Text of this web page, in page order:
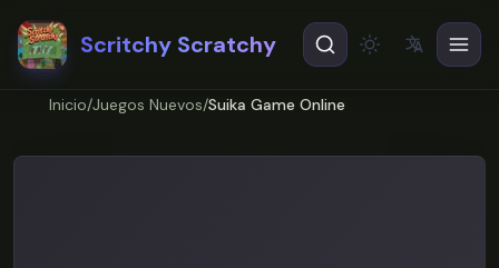
Scritchy Scratchy Theme
文A
ENEnglish
Inicio/Juegos Nuevos/Suika Game Online